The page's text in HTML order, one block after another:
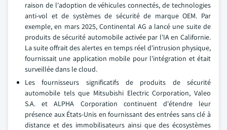
raison de l'adoption de véhicules connectés, de technologies
anti-vol et de systèmes de sécurité de marque OEM. Par
exemple, en mars 2025, Continental AG a lancé une suite de
produits de sécurité automobile activée par l'IA en Californie.
La suite offrait des alertes en temps réel d'intrusion physique,
fournissait une application mobile pour l'intégration et était
surveillée dans le cloud.
Les fournisseurs significatifs de produits de sécurité
automobile tels que Mitsubishi Electric Corporation, Valeo
S.A. et ALPHA Corporation continuent d'étendre leur
présence aux États-Unis en fournissant des entrées sans clé à
distance et des immobilisateurs ainsi que des écosystèmes